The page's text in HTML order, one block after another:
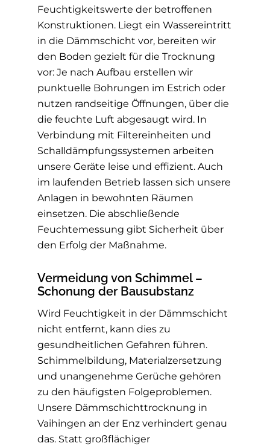
Feuchtigkeitswerte der betroffenen
Konstruktionen. Liegt ein Wassereintritt
in die Dämmschicht vor, bereiten wir
den Boden gezielt für die Trocknung
vor: Je nach Aufbau erstellen wir
punktuelle Bohrungen im Estrich oder
nutzen randseitige Öffnungen, über die
die feuchte Luft abgesaugt wird. In
Verbindung mit Filtereinheiten und
Schalldämpfungssystemen arbeiten
unsere Geräte leise und effizient. Auch
im laufenden Betrieb lassen sich unsere
Anlagen in bewohnten Räumen
einsetzen. Die abschließende
Feuchtemessung gibt Sicherheit über
den Erfolg der Maßnahme.
Vermeidung von Schimmel –
Schonung der Bausubstanz
Wird Feuchtigkeit in der Dämmschicht
nicht entfernt, kann dies zu
gesundheitlichen Gefahren führen.
Schimmelbildung, Materialzersetzung
und unangenehme Gerüche gehören
zu den häufigsten Folgeproblemen.
Unsere Dämmschichttrocknung in
Vaihingen an der Enz verhindert genau
das. Statt großflächiger